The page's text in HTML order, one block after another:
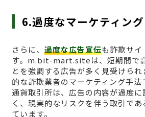
6.過度なマーケティン
さらに、 過度な広告宣伝も詐欺サイ
す。m.bit-mart.siteは、短期間で
とを強調する広告が多く見受けら
的な詐欺業者のマーケティング手
通貨取引所は、広告の内容が過度
く、現実的なリスクを伴う取引で
ています。